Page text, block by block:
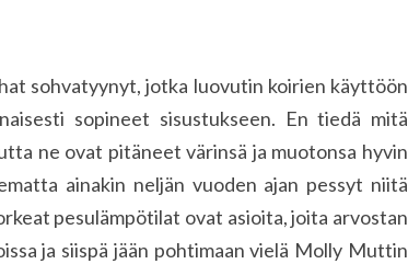
sohvatyynyt, jotka luovutin koirien käyttöön
sopineet sisustukseen. En tiedä mitä
ne ovat pitäneet värinsä ja muotonsa hyvin
ainakin neljän vuoden ajan pessyt niitä
pesulämpötilat ovat asioita, joita arvostan
ja siispä jään pohtimaan vielä Molly Muttin